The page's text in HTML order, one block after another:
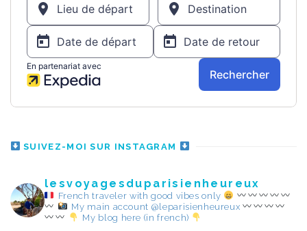
SUIVEZ-MOI SUR INSTAGRAM
lesvoyagesduparisienheureux
French traveler with good vibes only
My main account @leparisienheureux
My blog here (in french)